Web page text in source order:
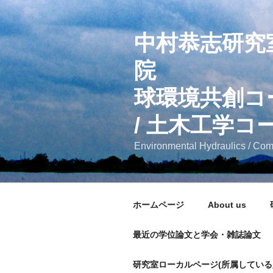
コ
ン
テ
ン
ツ
へ
ス
キ
ッ
プ
中村恭志研
院
球環境
/ 土木工学コ
Environmental Hydraulics /
ホームページ About us
最近の学位論文と学会・雑誌論文
研究室ローカルページ(所属してい